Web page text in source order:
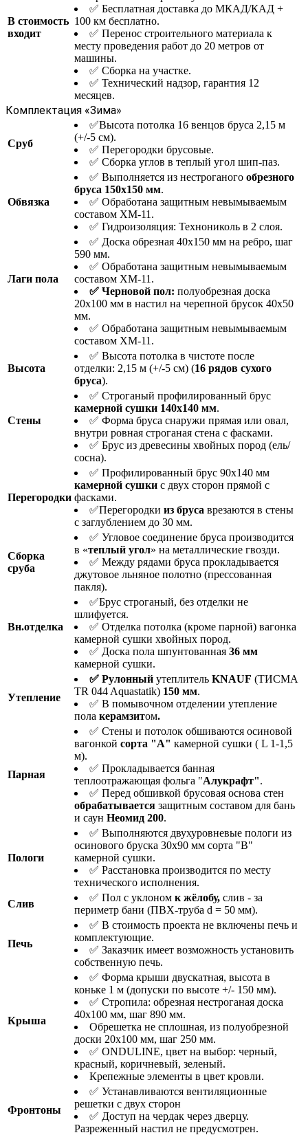
В стоимость
входит
✅ Бесплатная доставка до МКАД/КАД +
100 км бесплатно.
✅ Перенос строительного материала к
месту проведения работ до 20 метров от
машины.
✅ Сборка на участке.
✅ Технический надзор, гарантия 12
месяцев.
Комплектация «Зима»
Сруб
✅Высота потолка 16 венцов бруса 2,15 м
(+/-5 см).
✅ Перегородки брусовые.
✅ Сборка углов в теплый угол шип-паз.
Обвязка
✅ Выполняется из нестроганого обрезного
бруса 150х150 мм.
✅ Обработана защитным невымываемым
составом ХМ-11.
✅ Гидроизоляция: Технониколь в 2 слоя.
Лаги пола
✅ Доска обрезная 40х150 мм на ребро, шаг
590 мм.
✅ Обработана защитным невымываемым
составом ХМ-11.
✅ Черновой пол: полуобрезная доска
20х100 мм в настил на черепной брусок 40х50
мм.
✅ Обработана защитным невымываемым
составом ХМ-11.
Высота
✅ Высота потолка в чистоте после
отделки: 2,15 м (+/-5 см) (16 рядов сухого
бруса).
Стены
✅ Строганый профилированный брус
камерной сушки 140х140 мм.
✅ Форма бруса снаружи прямая или овал,
внутри ровная строганая стена с фасками.
✅ Брус из древесины хвойных пород (ель/
сосна).
Перегородки
✅ Профилированный брус 90х140 мм
камерной сушки с двух сторон прямой с
фасками.
✅Перегородки из бруса врезаются в стены
с заглублением до 30 мм.
Сборка
сруба
✅ Угловое соединение бруса производится
в «теплый угол» на металлические гвозди.
✅ Между рядами бруса прокладывается
джутовое льняное полотно (прессованная
пакля).
Вн.отделка
✅Брус строганый, без отделки не
шлифуется.
✅ Отделка потолка (кроме парной) вагонка
камерной сушки хвойных пород.
✅ Доска пола шпунтованная 36 мм
камерной сушки.
Утепление
✅ Рулонный утеплитель KNAUF (ТИСМА
TR 044 Aquastatik) 150 мм.
✅ В помывочном отделении утепление
пола керамзитом.
Парная
✅ Стены и потолок обшиваются осиновой
вагонкой сорта "А" камерной сушки ( L 1-1,5
м).
✅ Прокладывается банная
теплоотражающая фольга "Алукрафт".
✅ Перед обшивкой брусовая основа стен
обрабатывается защитным составом для бань
и саун Неомид 200.
Пологи
✅ Выполняются двухуровневые пологи из
осинового бруска 30х90 мм сорта "В"
камерной сушки.
✅ Расстановка производится по месту
технического исполнения.
Слив
✅ Пол с уклоном к жёлобу, слив - за
периметр бани (ПВХ-труба d = 50 мм).
Печь
✅ В стоимость проекта не включены печь и
комплектующие.
✅ Заказчик имеет возможность установить
собственную печь.
Крыша
✅ Форма крыши двускатная, высота в
коньке 1 м (допуски по высоте +/- 150 мм).
✅ Стропила: обрезная нестроганая доска
40х100 мм, шаг 890 мм.
Обрешетка не сплошная, из полуобрезной
доски 20х100 мм, шаг 250 мм.
✅ ONDULINE, цвет на выбор: черный,
красный, коричневый, зеленый.
Крепежные элементы в цвет кровли.
Фронтоны
✅ Устанавливаются вентиляционные
решетки с двух сторон
✅ Доступ на чердак через дверцу.
Разреженный настил не предусмотрен.